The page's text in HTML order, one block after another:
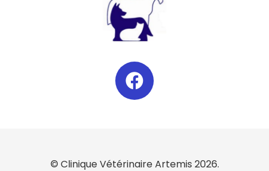
© Clinique Vétérinaire Artemis 2026.